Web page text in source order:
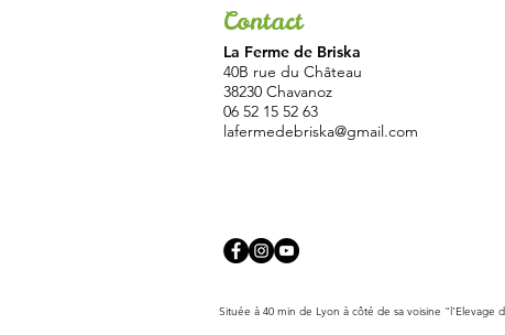
Contact
La Ferme de Briska
40B rue du Château
38230 Chavanoz
06 52 15 52 63
lafermedebriska@gmail.com
Située à 40 min de Lyon à côté de sa voisine "l'Elevage